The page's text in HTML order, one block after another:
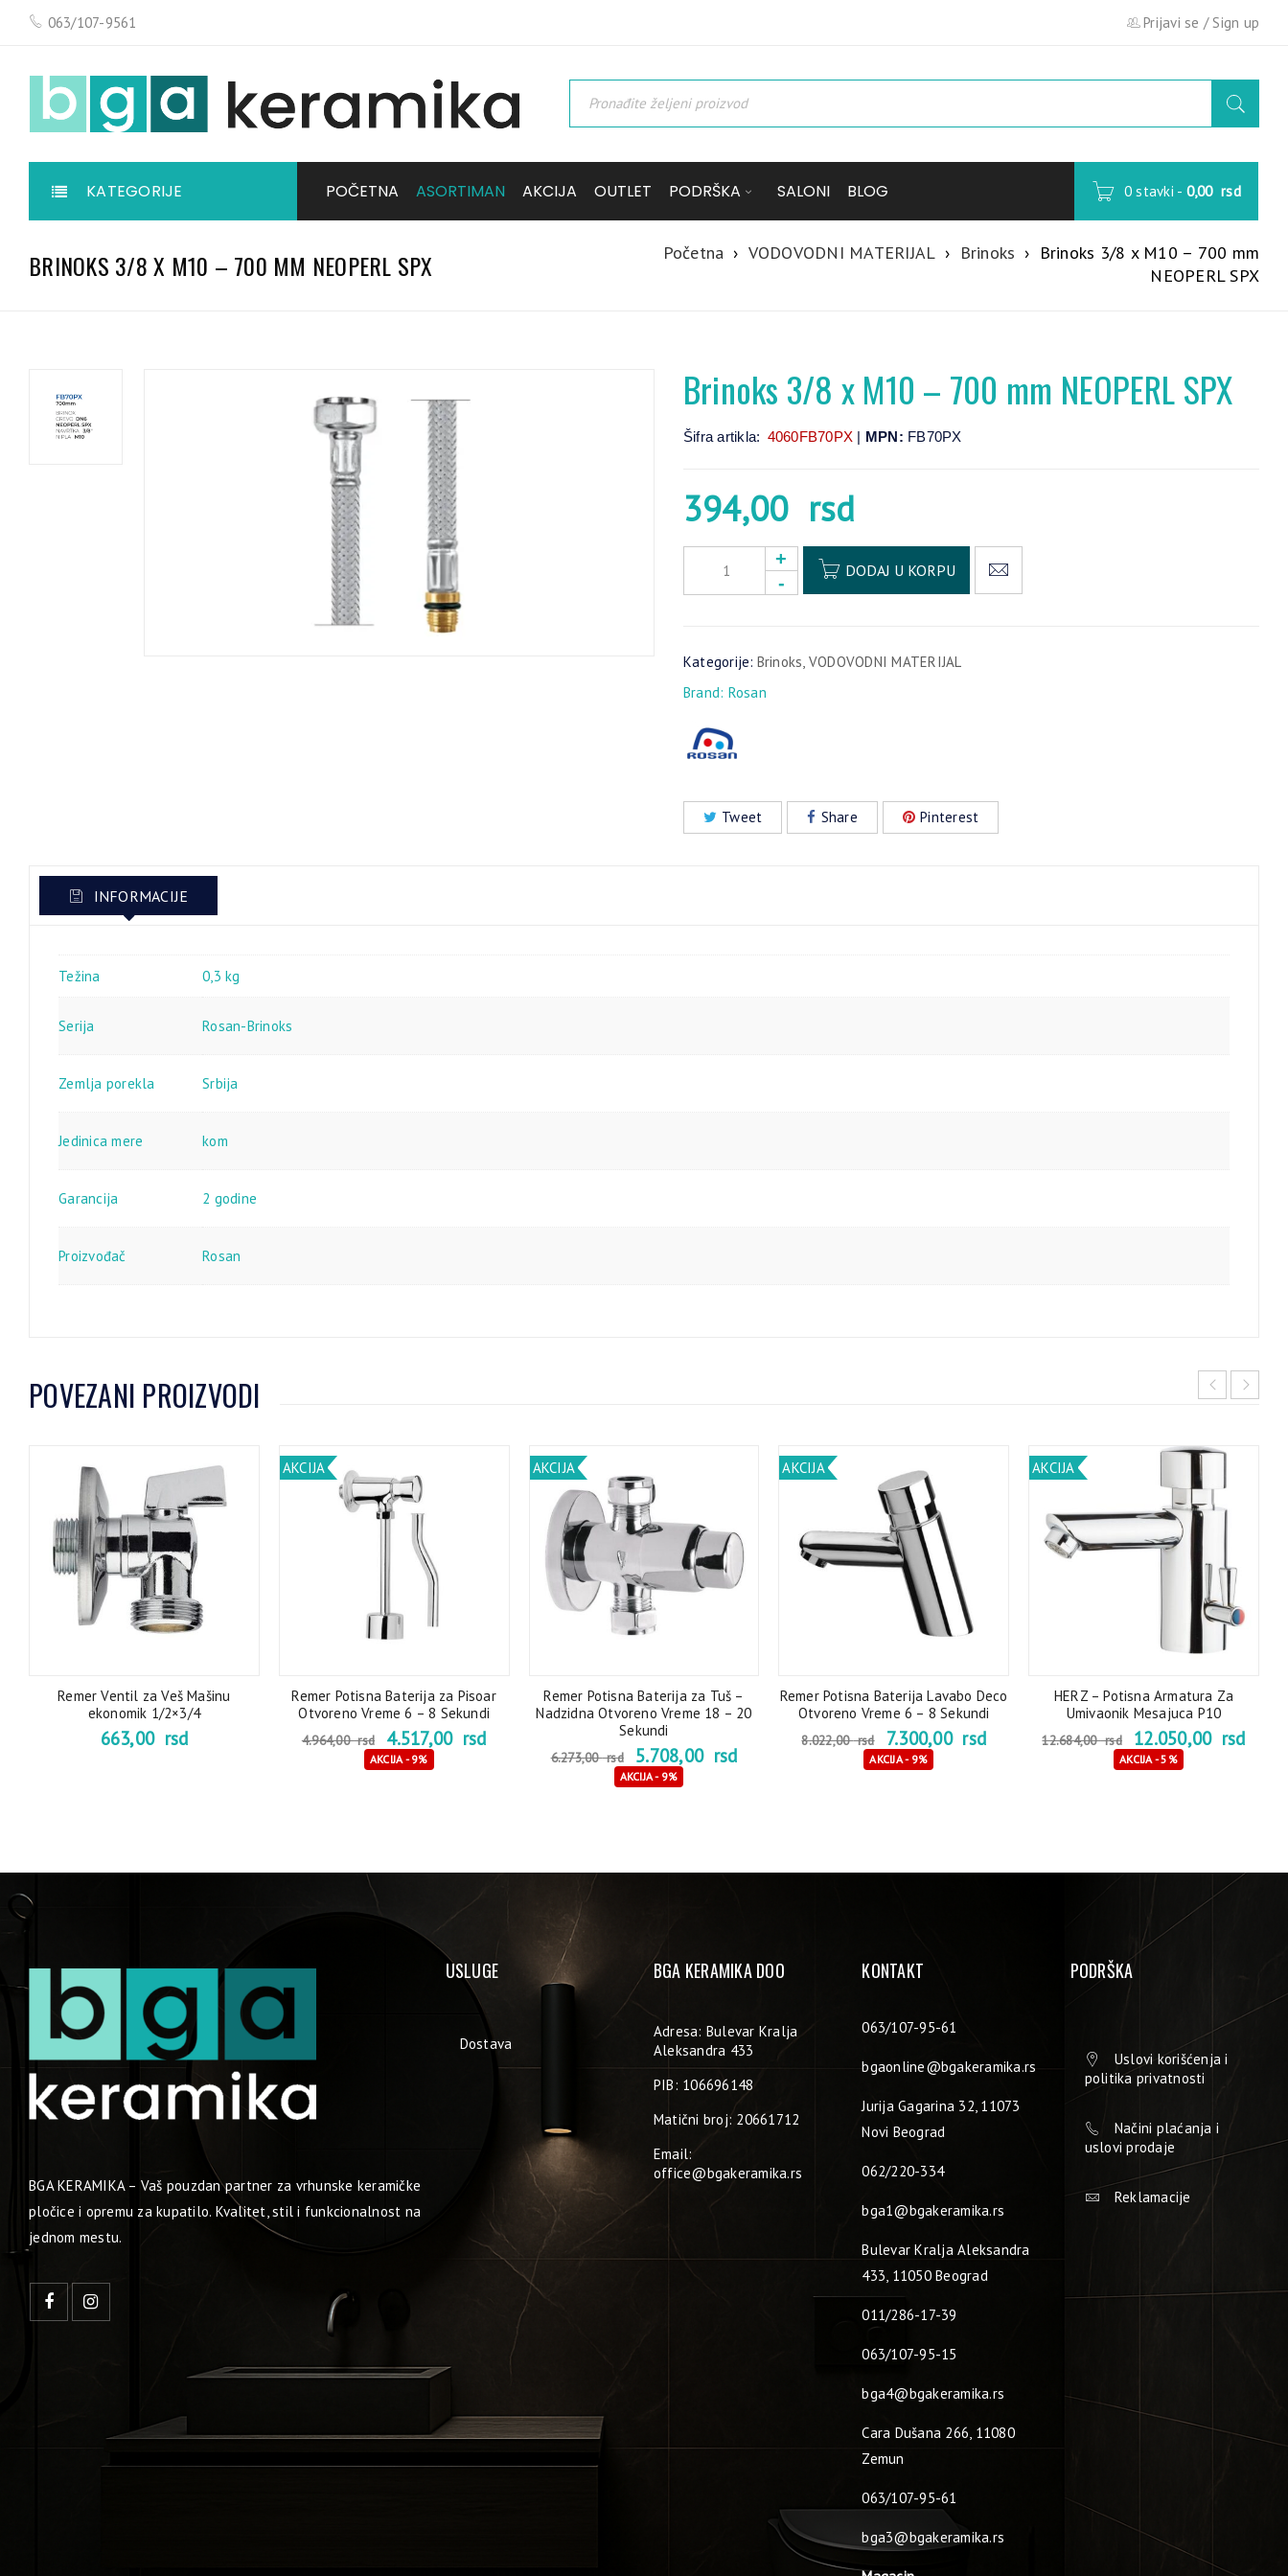
063/107-9561 Prijavi se /Sign up
KATEGORIJE POČETNA ASORTIMAN AKCIJA OUTLET PODRŠKA SALONI BLOG 0 stavki - 0,00 rsd
BRINOKS 3/8 X M10 – 700 MM NEOPERL SPX Početna › VODOVODNI MATERIJAL › Brinoks › Brinoks 3/8 x M10 – 700 mm
NEOPERL SPX
Brinoks 3/8 x M10 – 700 mm NEOPERL SPX
Šifra artikla: 4060FB70PX | MPN: FB70PX
394,00 rsd
DODAJ U KORPU
Kategorije: Brinoks, VODOVODNI MATERIJAL
Brand: Rosan
Tweet Share Pinterest
INFORMACIJE
Težina 0,3 kg
Serija Rosan-Brinoks
Zemlja porekla Srbija
Jedinica mere kom
Garancija 2 godine
Proizvođač Rosan
POVEZANI PROIZVODI
Remer Ventil za Veš Mašinu
ekonomik 1/2×3/4
663,00 rsd
AKCIJA
Remer Potisna Baterija za Pisoar
Otvoreno Vreme 6 – 8 Sekundi
4.964,00rsd 4.517,00 rsd
AKCIJA - 9%
AKCIJA
Remer Potisna Baterija za Tuš –
Nadzidna Otvoreno Vreme 18 – 20
Sekundi
6.273,00rsd 5.708,00 rsd
AKCIJA - 9%
AKCIJA
Remer Potisna Baterija Lavabo Deco
Otvoreno Vreme 6 – 8 Sekundi
8.022,00rsd 7.300,00 rsd
AKCIJA - 9%
AKCIJA
HERZ – Potisna Armatura Za
Umivaonik Mesajuca P10
12.684,00rsd 12.050,00 rsd
AKCIJA - 5%
BGA KERAMIKA – Vaš pouzdan partner za vrhunske keramičke
pločice i opremu za kupatilo. Kvalitet, stil i funkcionalnost na
jednom mestu.
USLUGE
Dostava
BGA KERAMIKA DOO
Adresa: Bulevar Kralja
Aleksandra 433
PIB: 106696148
Matični broj: 20661712
Email:
office@bgakeramika.rs
KONTAKT
063/107-95-61
bgaonline@bgakeramika.rs
Jurija Gagarina 32, 11073
Novi Beograd
062/220-334
bga1@bgakeramika.rs
Bulevar Kralja Aleksandra
433, 11050 Beograd
011/286-17-39
063/107-95-15
bga4@bgakeramika.rs
Cara Dušana 266, 11080
Zemun
063/107-95-61
bga3@bgakeramika.rs
PODRŠKA
Uslovi korišćenja i
politika privatnosti
Načini plaćanja i
uslovi prodaje
Reklamacije